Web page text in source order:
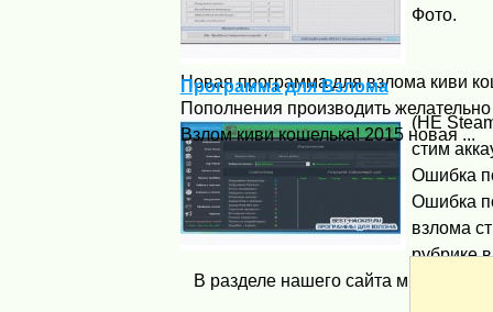
Фото.
Новая программа для взлома киви
Пополнения производить
Взлом киви кошелька! 2015 новая ...
Программа для Взлома
(НЕ
стим
Ошибка
Ошибка
взлома
рубрике
В разделе нашего сайта мы